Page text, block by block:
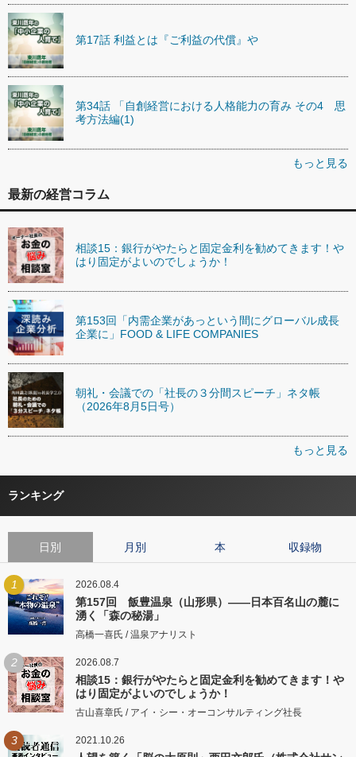
第17話 利益とは『ご利益の代償』や
第34話 「自創経営における人格能力の育み その4 思
考方法編(1)
もっと見る
最新の経営コラム
相談15：銀行がやたらと固定金利を勧めてきます！や
はり固定がよいのでしょうか！
第153回「内需企業があっという間にグローバル成長
企業に」FOOD & LIFE COMPANIES
朝礼・会議での「社長の３分間スピーチ」ネタ帳
（2026年8月5日号）
もっと見る
ランキング
日別 月別 本 収録物
1 2026.08.4
第157回 飯豊温泉（山形県）――日本百名山の麓に
湧く「森の秘湯」
高橋一喜氏 / 温泉アナリスト
2 2026.08.7
相談15：銀行がやたらと固定金利を勧めてきます！や
はり固定がよいのでしょうか！
古山喜章氏 / アイ・シー・オーコンサルティング社長
3 2021.10.26